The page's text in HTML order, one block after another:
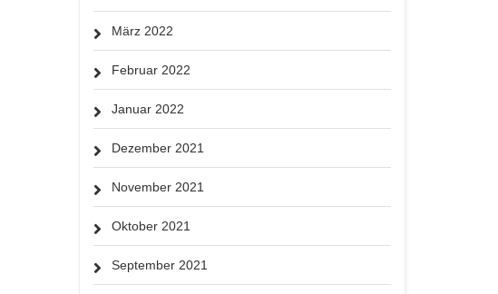
März 2022
Februar 2022
Januar 2022
Dezember 2021
November 2021
Oktober 2021
September 2021